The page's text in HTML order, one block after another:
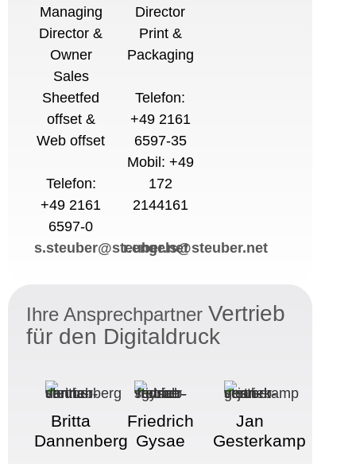
Managing
Director &
Owner
Sales
Sheetfed
offset &
Web offset
Telefon:
+49 2161
6597-0
s.steuber@steuber.net
Director
Print &
Packaging
Telefon:
+49 2161
6597-35
Mobil: +49
172
2144161
r.engels@steuber.net
Ihre Ansprechpartner Vertrieb
für den Digitaldruck
Britta
Dannenberg
Friedrich
Gysae
Jan
Gesterkamp